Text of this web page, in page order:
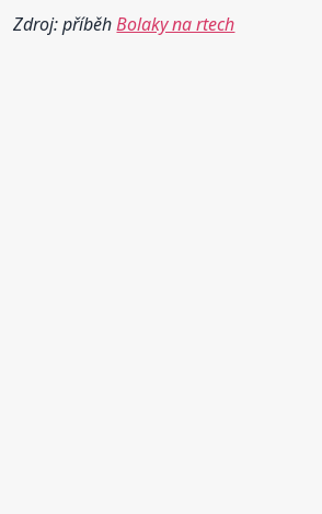
Zdroj: příběhBolaky na rtech